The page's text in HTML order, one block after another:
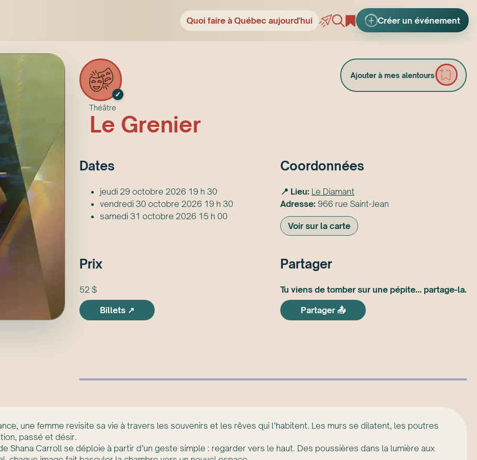
Quoi faire à Québec aujourd'hui Créer un événement
✓
Théâtre
Ajouter à mes alentours
Le Grenier
Dates
jeudi 29 octobre 2026 19 h 30
vendredi 30 octobre 2026 19 h 30
samedi 31 octobre 2026 15 h 00
Coordonnées
📍 Lieu: Le Diamant
Adresse: 966 rue Saint-Jean
Voir sur la carte
Prix
52 $
Billets ↗
Partager
Tu viens de tomber sur une pépite... partage-la.
Partager 📤
une femme revisite sa vie à travers les souvenirs et les rêves qui l’habitent. Les murs se dilatent, les poutres
passé et désir.
Shana Carroll se déploie à partir d’un geste simple : regarder vers le haut. Des poussières dans la lumière aux